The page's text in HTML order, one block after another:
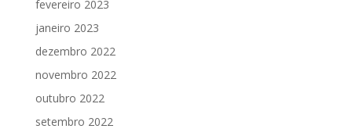
fevereiro 2023
janeiro 2023
dezembro 2022
novembro 2022
outubro 2022
setembro 2022